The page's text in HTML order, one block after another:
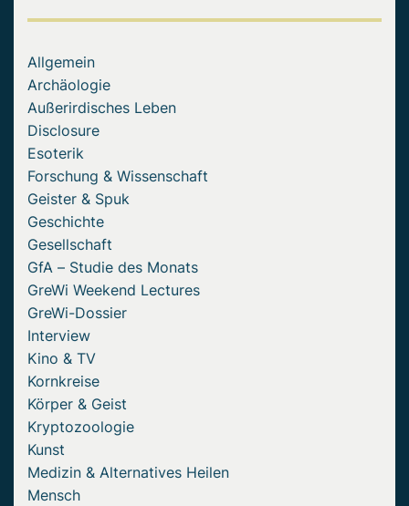
Allgemein
Archäologie
Außerirdisches Leben
Disclosure
Esoterik
Forschung & Wissenschaft
Geister & Spuk
Geschichte
Gesellschaft
GfA – Studie des Monats
GreWi Weekend Lectures
GreWi-Dossier
Interview
Kino & TV
Kornkreise
Körper & Geist
Kryptozoologie
Kunst
Medizin & Alternatives Heilen
Mensch